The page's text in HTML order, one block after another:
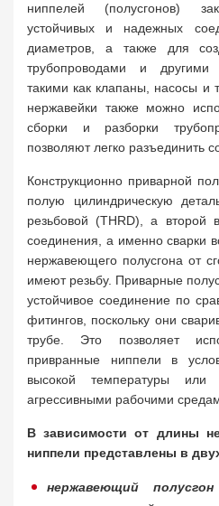
ниппелей (полусгонов)
устойчивых и надежных
диаметров, а также для
трубопроводами и другими
такими как клапаны, насосы и
нержавейки также можно
сборки и разборки
позволяют легко разъединить
Конструкционно приварной
полую цилиндрическую
резьбовой (THRD), а второй
соединения, а именно сварки
нержавеющего полусгона от
имеют резьбу. Приварные
устойчивое соединение по
фитингов, поскольку они
трубе. Это позволяет
привранные ниппели в
высокой температуры
агрессивными рабочими
В зависимости от длины
ниппели представлены в
нержавеющий